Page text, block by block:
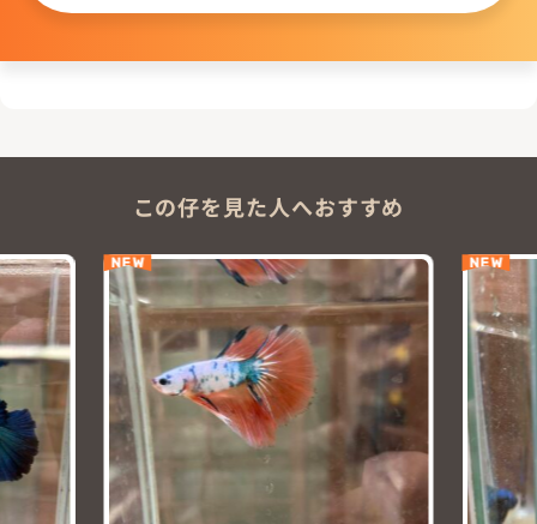
この仔を見た人へおすすめ
NEW NEW